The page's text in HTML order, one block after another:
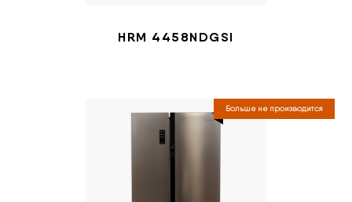
HRM 4458NDGSI
Больше не производится